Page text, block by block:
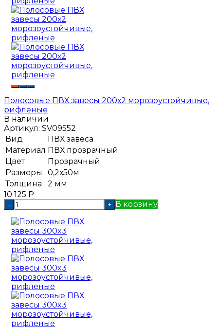
Полосовые ПВХ завесы 200х2 морозоустойчивые,
рифленые
В наличии
Артикул: SV09552
Вид
ПВХ завеса
Материал ПВХ прозрачный
Цвет
Прозрачный
Размеры
0,2х50м
Толщина
2 мм
10 125 Р
- + В корзину